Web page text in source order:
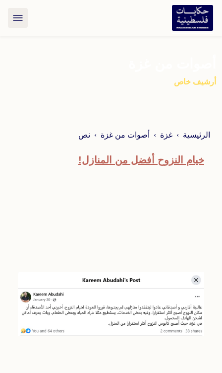
أرشيف خاص
الرئيسية غزة أصوات من غزة نص
خيام النزوح أفضل من المنازل!